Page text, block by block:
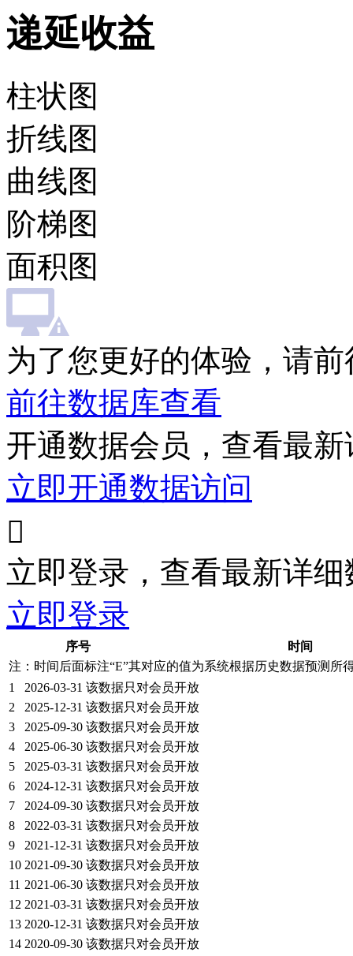
递延收益
柱状图
折线图
曲线图
阶梯图
面积图
为了您更好的体验，请
前往数据库查看
开通数据会员，查看最
立即开通数据访问

立即登录，查看最新详细
立即登录
序号
时间
注：时间后面标注“E”其对应的值为系统根据历史数据预测所
1
2026-03-31 该数据只对会员开放
2
2025-12-31 该数据只对会员开放
3
2025-09-30 该数据只对会员开放
4
2025-06-30 该数据只对会员开放
5
2025-03-31 该数据只对会员开放
6
2024-12-31 该数据只对会员开放
7
2024-09-30 该数据只对会员开放
8
2022-03-31 该数据只对会员开放
9
2021-12-31 该数据只对会员开放
10 2021-09-30 该数据只对会员开放
11 2021-06-30 该数据只对会员开放
12 2021-03-31 该数据只对会员开放
13 2020-12-31 该数据只对会员开放
14 2020-09-30 该数据只对会员开放